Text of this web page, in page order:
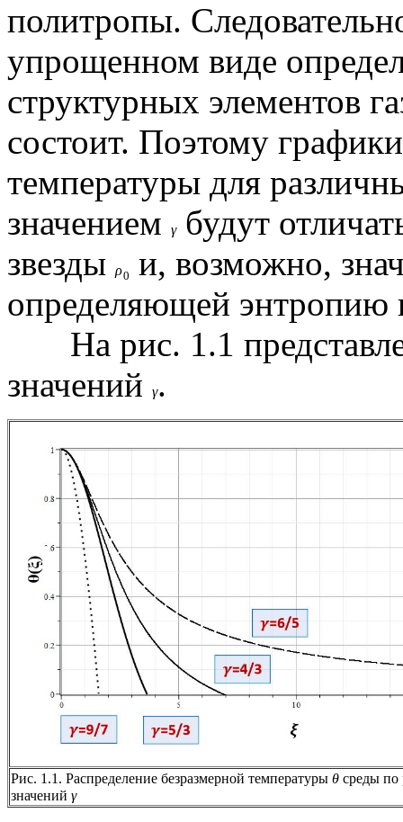
политропы.
упрощенном виде
структурных элементов
состоит. Поэтому
температуры для
значением
γбудут
звезды ρ0
и, возможно,
определяющей энтропию
На рис. 1.1
значений
γ.
Рис. 1.1. Распределение безразмерной температуры θ среды по
значений γ